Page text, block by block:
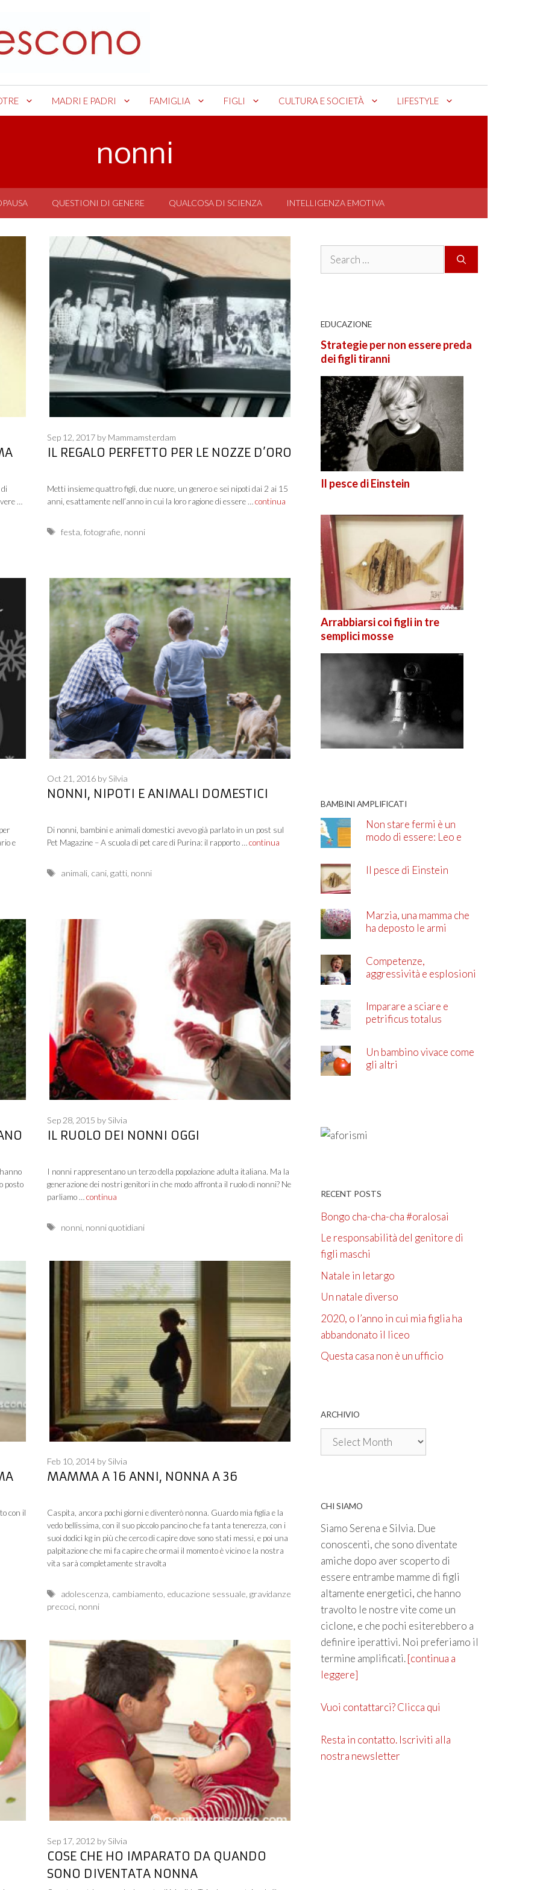
MADRI E PADRI FAMIGLIA FIGLI CULTURA E SOCIETÀ LIFESTYLE
nonni
QUESTIONI DI GENERE QUALCOSA DI SCIENZA INTELLIGENZA EMOTIVA
…
IL REGALO PERFETTO PER LE NOZZE D’ORO
Sep 12, 2017 by Mammamsterdam
Metti insieme quattro figli, due nuore, un genero e sei nipoti dai 2 ai 15
anni, esattamente nell’anno in cui la loro ragione di essere … continua
Tags
festa fotografie nonni
e
NONNI, NIPOTI E ANIMALI DOMESTICI
Oct 21, 2016 by Silvia
Di nonni, bambini e animali domestici avevo già parlato in un post sul
Pet Magazine – A scuola di pet care di Purina: il rapporto … continua
Tags
animali, cani, gatti, nonni
posto
IL RUOLO DEI NONNI OGGI
Sep 28, 2015 by Silvia
I nonni rappresentano un terzo della popolazione adulta italiana. Ma la
generazione dei nostri genitori in che modo affronta il ruolo di nonni? Ne
parliamo … continua
Tags
nonni, nonni quotidiani
con il
MAMMA A 16 ANNI, NONNA A 36
Feb 10, 2014 by Silvia
Caspita, ancora pochi giorni e diventerò nonna. Guardo mia figlia e la
vedo bellissima, con il suo piccolo pancino che fa tanta tenerezza, con i
suoi dodici kg in più che cerco di capire dove sono stati messi, e poi una
palpitazione che mi fa capire che ormai il momento è vicino e la nostra
vita sarà completamente stravolta
Tags
adolescenza cambiamento educazione sessuale gravidanze
precoci, nonni
COSE CHE HO IMPARATO DA QUANDO
SONO DIVENTATA NONNA
Sep 17, 2012 by Silvia
Search
EDUCAZIONE
Strategie per non essere preda
dei figli tiranni
Il pesce di Einstein
Arrabbiarsi coi figli in tre
semplici mosse
BAMBINI AMPLIFICATI
Non stare fermi è un
modo di essere: Leo e
Il pesce di Einstein
Marzia, una mamma che
ha deposto le armi
Competenze,
aggressività e esplosioni
Imparare a sciare e
petrificus totalus
Un bambino vivace come
gli altri
RECENT POSTS
Bongo cha-cha-cha #oralosai
Le responsabilità del genitore di
figli maschi
Natale in letargo
Un natale diverso
2020, o l’anno in cui mia figlia ha
abbandonato il liceo
Questa casa non è un ufficio
ARCHIVIO
Archivio
CHI SIAMO
Siamo Serena e Silvia. Due
conoscenti, che sono diventate
amiche dopo aver scoperto di
essere entrambe mamme di figli
altamente energetici, che hanno
travolto le nostre vite come un
ciclone, e che pochi esiterebbero a
definire iperattivi. Noi preferiamo il
termine amplificati.[continua a
leggere]
Vuoi contattarci? Clicca qui
Resta in contatto. Iscriviti alla
nostra newsletter